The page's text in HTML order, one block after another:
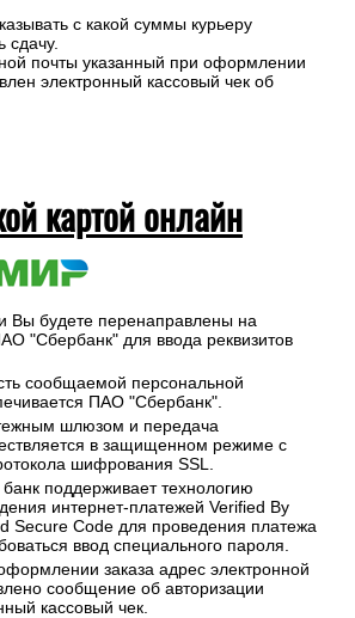
с какой суммы курьеру
сдачу.
почты указанный при оформлении
электронный кассовый чек об
картой онлайн
Вы будете перенаправлены на
"Сбербанк" для ввода реквизитов
сообщаемой персональной
ПАО "Сбербанк".
шлюзом и передача
в защищенном режиме с
шифрования SSL.
поддерживает технологию
интернет-платежей Verified By
Secure Code для проведения платежа
ввод специального пароля.
заказа адрес электронной
сообщение об авторизации
кассовый чек.